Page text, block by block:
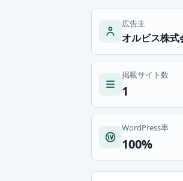
広告主
オルビス株式
掲載サイト数
1
WordPress率
100%